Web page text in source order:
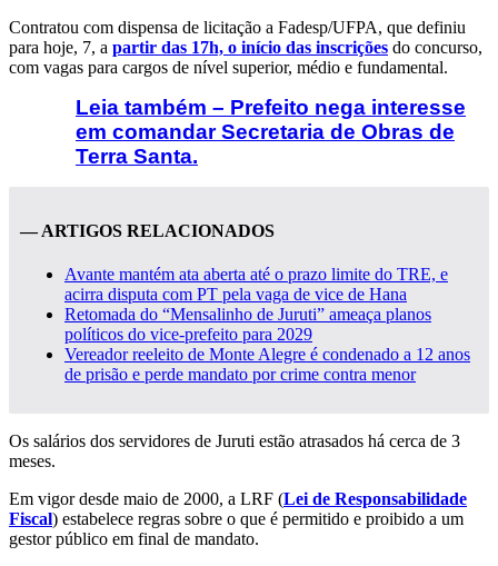
Contratou com dispensa de licitação a Fadesp/UFPA, que definiu
para hoje, 7, a partir das 17h, o início das inscrições do concurso,
com vagas para cargos de nível superior, médio e fundamental.
Leia também – Prefeito nega interesse
em comandar Secretaria de Obras de
Terra Santa.
— ARTIGOS RELACIONADOS
Avante mantém ata aberta até o prazo limite do TRE, e
acirra disputa com PT pela vaga de vice de Hana
Retomada do “Mensalinho de Juruti” ameaça planos
políticos do vice-prefeito para 2029
Vereador reeleito de Monte Alegre é condenado a 12 anos
de prisão e perde mandato por crime contra menor
Os salários dos servidores de Juruti estão atrasados há cerca de 3
meses.
Em vigor desde maio de 2000, a LRF (Lei de Responsabilidade
Fiscal) estabelece regras sobre o que é permitido e proibido a um
gestor público em final de mandato.